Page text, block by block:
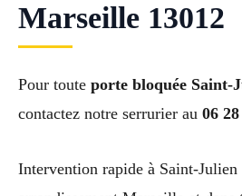
Marseille 13012
Pour toute porte bloquée Saint-
contactez notre serrurier au 06
Intervention rapide à Saint-Julien